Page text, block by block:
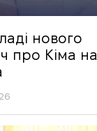
нового
про Кіма на